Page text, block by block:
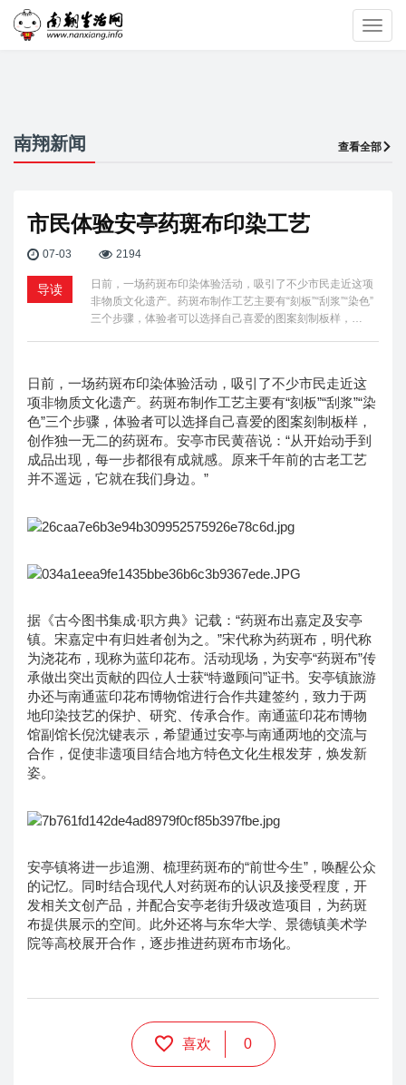
南翔新闻 查看全部
市民体验安亭药斑布印染工艺
07-03 2194
导读
日前，一场药斑布印染体验活动，吸引了不少市民走近这项
非物质文化遗产。药斑布制作工艺主要有“刻板”“刮浆”“染色”
三个步骤，体验者可以选择自己喜爱的图案刻制板样，…
日前，一场药斑布印染体验活动，吸引了不少市民走近这
项非物质文化遗产。药斑布制作工艺主要有“刻板”“刮浆”“染
色”三个步骤，体验者可以选择自己喜爱的图案刻制板样，
创作独一无二的药斑布。安亭市民黄蓓说：“从开始动手到
成品出现，每一步都很有成就感。原来千年前的古老工艺
并不遥远，它就在我们身边。”
据《古今图书集成·职方典》记载：“药斑布出嘉定及安亭
镇。宋嘉定中有归姓者创为之。”宋代称为药斑布，明代称
为浇花布，现称为蓝印花布。活动现场，为安亭“药斑布”传
承做出突出贡献的四位人士获“特邀顾问”证书。安亭镇旅游
办还与南通蓝印花布博物馆进行合作共建签约，致力于两
地印染技艺的保护、研究、传承合作。南通蓝印花布博物
馆副馆长倪沈键表示，希望通过安亭与南通两地的交流与
合作，促使非遗项目结合地方特色文化生根发芽，焕发新
姿。
安亭镇将进一步追溯、梳理药斑布的“前世今生”，唤醒公众
的记忆。同时结合现代人对药斑布的认识及接受程度，开
发相关文创产品，并配合安亭老街升级改造项目，为药斑
布提供展示的空间。此外还将与东华大学、景德镇美术学
院等高校展开合作，逐步推进药斑布市场化。
喜欢 0